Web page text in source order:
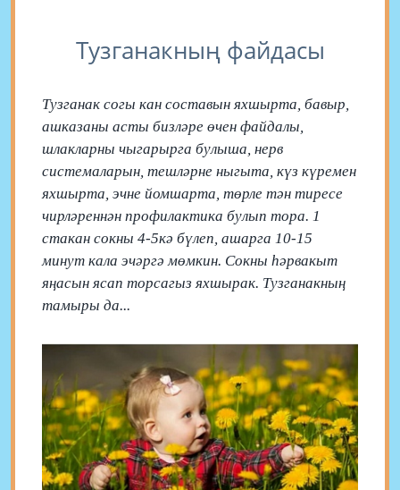
Тузганакның файдасы
Тузганак согы кан составын яхшырта, бавыр,
ашказаны асты бизләре өчен файдалы,
шлакларны чыгарырга булыша, нерв
системаларын, тешләрне ныгыта, күз күремен
яхшырта, эчне йомшарта, төрле тән тиресе
чирләреннән профилактика булып тора. 1
стакан сокны 4-5кә бүлеп, ашарга 10-15
минут кала эчәргә мөмкин. Сокны һәрвакыт
яңасын ясап торсагыз яхшырак. Тузганакның
тамыры да...